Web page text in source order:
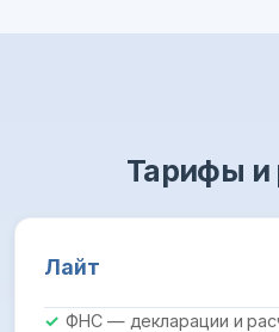
Тарифы и
Лайт
ФНС — декларации и